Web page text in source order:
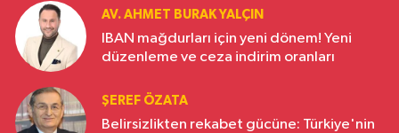
AV. AHMET BURAK YALÇIN
IBAN mağdurları için yeni dönem! Yeni
düzenleme ve ceza indirim oranları
ŞEREF ÖZATA
Belirsizlikten rekabet gücüne: Türkiye'nin